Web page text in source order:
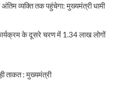
व्यक्ति तक पहुंचेगा: मुख्यमंत्री धामी
के दूसरे चरण में 1.34 लाख लोगों
ताकत : मुख्यमंत्री